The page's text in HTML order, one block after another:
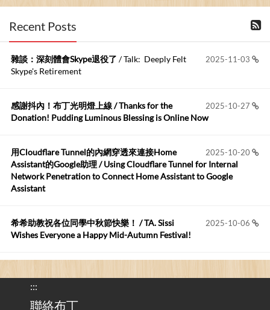
2026-07-11
Anonymous
過了將近十年，此篇文章還是很受用，非常感...
布丁布丁吃布丁
今天又有遇到可能會用到規劃求解的場景 ...
布丁布丁吃布丁:
kage好像也可以下載整個網站 感謝分享
2026-06-15
Anonymous:
https://github.com/t...
我目前並沒有常駐的Google Home...
Recent Posts
2025-11-03
雜談：深刻體會Skype退役了 / Talk: Deeply Felt
Skype's Retirement
2025-10-27
感謝抖內！布丁光明燈上線 / Thanks for the
Donation! Pudding Luminous Blessing is Online Now
2025-10-20
用Cloudflare Tunnel的內網穿透來連接Home
Assistant的Google助理 / Using Cloudflare Tunnel for Internal
Network Penetration to Connect Home Assistant to Google
Assistant
2025-10-06
希希助教祝各位同學中秋節快樂！ / TA. Sissi
Wishes Everyone a Happy Mid-Autumn Festival!
的問題 / Are You Tired of Looking at the Computer? Pay More
Attention to Glare Than the Screen
:::
聯絡布丁